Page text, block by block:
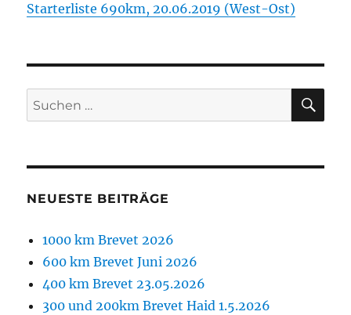
Starterliste 690km, 20.06.2019 (West-Ost)
Suchen
nach:
NEUESTE BEITRÄGE
1000 km Brevet 2026
600 km Brevet Juni 2026
400 km Brevet 23.05.2026
300 und 200km Brevet Haid 1.5.2026